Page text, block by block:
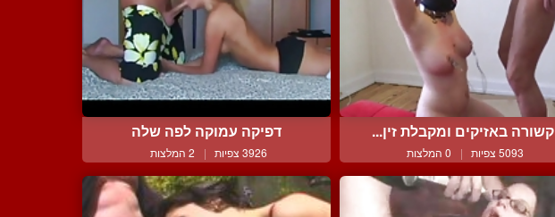
קשורה באזיקים ומקבלת זין...
5093 צפיות | 0 המלצות
דפיקה עמוקה לפה שלה
3926 צפיות | 2 המלצות